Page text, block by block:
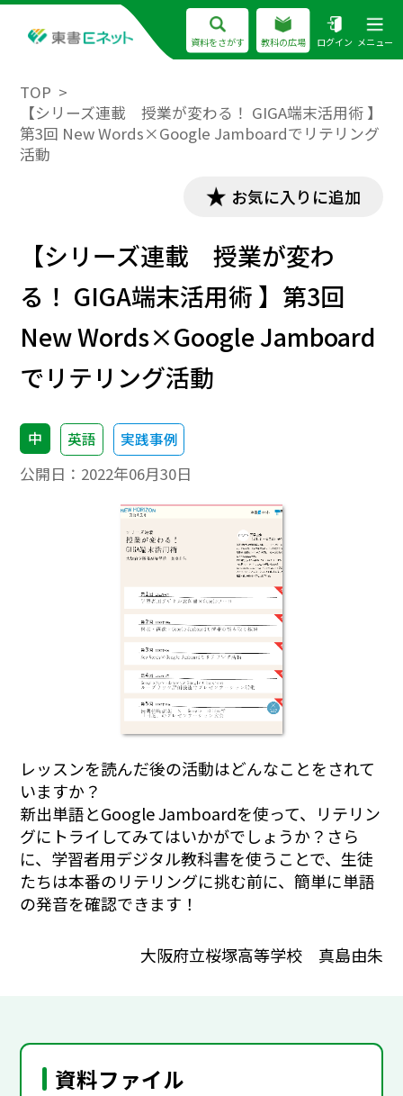
資料をさがす 教科の広場 ログイン メニュー
TOP
【シリーズ連載 授業が変わる！ GIGA端末活用術 】
第3回 New Words×Google Jamboardでリテリング
活動
お気に入りに追加
【シリーズ連載 授業が変わ
る！ GIGA端末活用術 】第3回
New Words×Google Jamboard
でリテリング活動
中 英語 実践事例
公開日： 2022年06月30日
レッスンを読んだ後の活動はどんなことをされて
いますか？
新出単語とGoogle Jamboardを使って、リテリン
グにトライしてみてはいかがでしょうか？さら
に、学習者用デジタル教科書を使うことで、生徒
たちは本番のリテリングに挑む前に、簡単に単語
の発音を確認できます！
大阪府立桜塚高等学校 真島由朱
資料ファイル